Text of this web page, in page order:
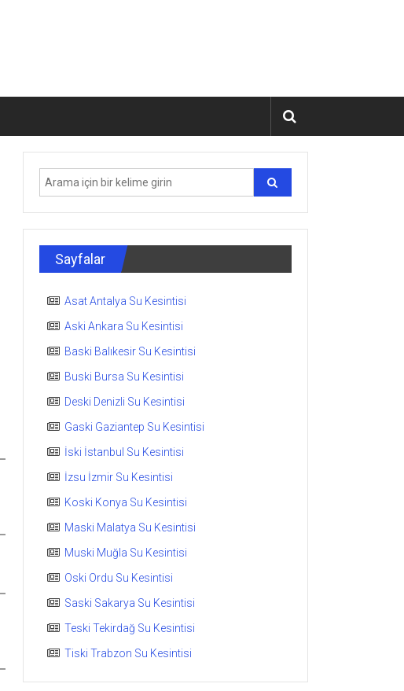
Sayfalar
Asat Antalya Su Kesintisi
Aski Ankara Su Kesintisi
Baski Balıkesir Su Kesintisi
Buski Bursa Su Kesintisi
Deski Denizli Su Kesintisi
Gaski Gaziantep Su Kesintisi
İski İstanbul Su Kesintisi
İzsu İzmir Su Kesintisi
Koski Konya Su Kesintisi
Maski Malatya Su Kesintisi
Muski Muğla Su Kesintisi
Oski Ordu Su Kesintisi
Saski Sakarya Su Kesintisi
Teski Tekirdağ Su Kesintisi
Tiski Trabzon Su Kesintisi